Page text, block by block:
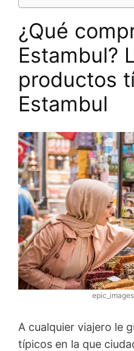
¿Qué
Estambul?
productos
Estambul
A cualquier viajero le
típicos en la que